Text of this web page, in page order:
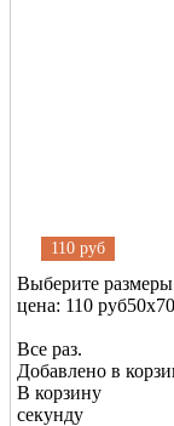
110 руб
Выберите размеры
цена: 110 руб50х70
Все раз.
Добавлено в
В корзину
секунду